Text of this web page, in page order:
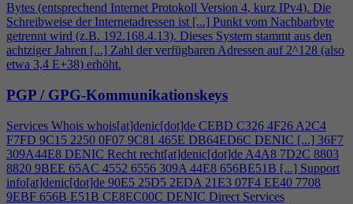
Bytes (entsprechend Internet Protokoll Version 4, kurz IPv4). Die
Schreibweise der Internetadressen ist [...] Punkt vom Nachbarbyte
getrennt wird (z.B. 192.168.4.13). Dieses System stammt aus den
achtziger Jahren [...] Zahl der verfügbaren Adressen auf 2^128 (also
etwa 3,4 E+38) erhöht.
PGP / GPG-Kommunikationskeys
Services Whois whois[at]denic[dot]de CEBD C326 4F26 A2C4
F7FD 9C15 2250 0F07 9C81 465E DB64ED6C DENIC [...] 36F7
309A44E8 DENIC Recht recht[at]denic[dot]de A4A8 7D2C 8803
8820 9BEE 65AC 4552 6556 309A 44E8 656BE51B [...] Support
info[at]denic[dot]de 90E5 25D5 2EDA 21E3 07F4 EE40 7708
9EBF 656B E51B CE8EC00C DENIC Direct Services